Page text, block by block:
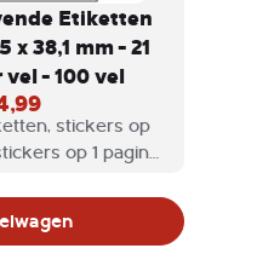
Etiketten
x 38,1 mm - 21
- 100 vel
stickers op
op 1 pagina